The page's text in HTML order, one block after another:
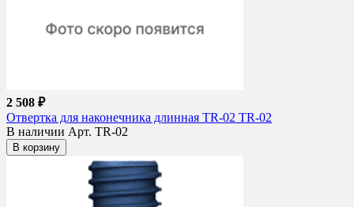
2 508 ₽
Отвертка для наконечника длинная TR-02 TR-02
В наличии Арт. TR-02
В корзину